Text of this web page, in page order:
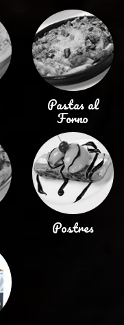
Pastas al
Forno
Postres